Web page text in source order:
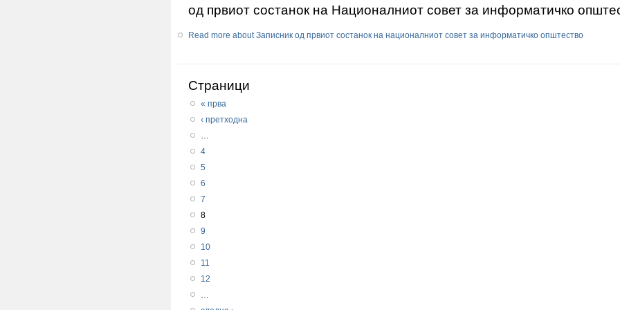
од првиот состанок на Националниот совет за информатичко
Read more about Записник од првиот состанок на националниот совет за информатичко општество
Страници
« прва
‹ претходна
…
4
5
6
7
8
9
10
11
12
…